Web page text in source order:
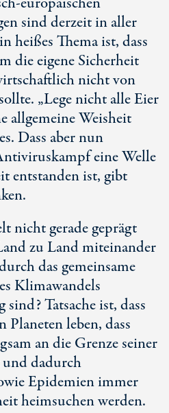
sind derzeit in aller
heißes Thema ist, dass
die eigene Sicherheit
nicht von
„Lege nicht alle Eier
allgemeine Weisheit
Dass aber nun
eine Welle
entstanden ist, gibt
nicht gerade geprägt
zu Land miteinander
das gemeinsame
Klimawandels
Tatsache ist, dass
Planeten leben, dass
an die Grenze seiner
dadurch
Epidemien immer
heimsuchen werden.